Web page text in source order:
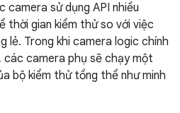
camera sử dụng API nhiều
thời gian kiểm thử so với việc
lẻ. Trong khi camera logic chính
camera phụ sẽ chạy một
bộ kiểm thử tổng thể như minh